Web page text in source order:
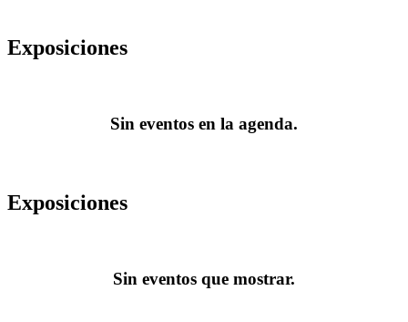
Exposiciones
Sin eventos en la agenda.
Exposiciones
Sin eventos que mostrar.